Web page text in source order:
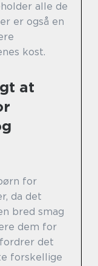
alle de
er også en
kost.
at
for
da det
bred smag
dem for
det
forskellige